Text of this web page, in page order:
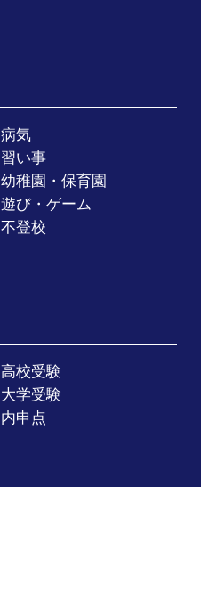
病気
習い事
幼稚園・保育園
遊び・ゲーム
不登校
高校受験
大学受験
内申点